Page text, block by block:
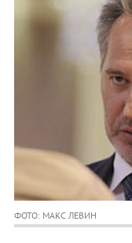
ФОТО: МАКС ЛЕВИН